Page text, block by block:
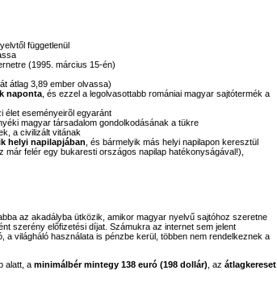
függetlenül
(1995. március 15-én)
átlag 3,89 ember olvassa)
naponta , és ezzel a legolvasottabb romániai magyar sajtótermék a
élet eseményeirõl egyaránt
magyar társadalom gondolkodásának a tükre
a civilizált vitának
helyi napilapjában , és bármelyik más helyi napilapon keresztül
már felér egy bukaresti országos napilap hatékonyságával!),
az akadályba ütközik, amikor magyar nyelvű sajtóhoz szeretne
szerény előfizetési díjat. Számukra az internet sem jelent
a világháló használata is pénzbe kerül, többen nem rendelkeznek a
alatt, a minimálbér mintegy 138 euró (198 dollár) , az átlagkereset